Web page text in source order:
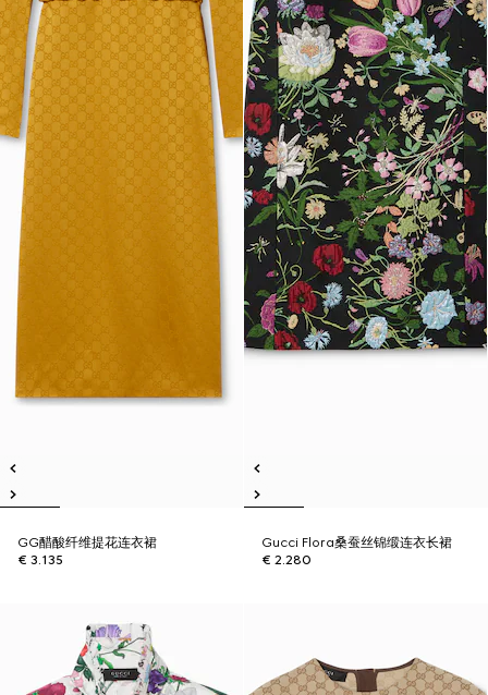
GG醋酸纤维提花连衣裙
€ 3.135
Gucci Flora桑蚕丝锦缎连衣长裙
€ 2.280